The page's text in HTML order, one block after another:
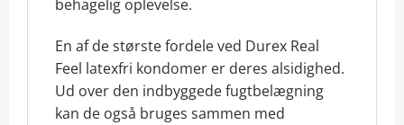
behagelig oplevelse.
En af de største fordele ved Durex Real
Feel latexfri kondomer er deres alsidighed.
Ud over den indbyggede fugtbelægning
kan de også bruges sammen med